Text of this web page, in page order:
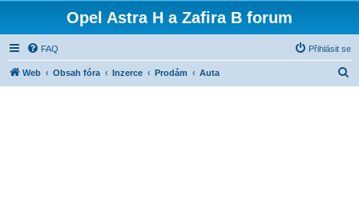
Opel Astra H a Zafira B forum
FAQ Přihlásit se
Web Obsah fóra Inzerce Prodám Auta